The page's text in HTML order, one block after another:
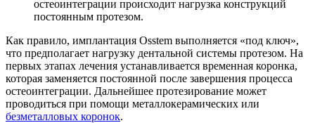
остеоинтеграции происходит нагрузка конструкций
постоянным протезом.
Как правило, имплантация Osstem выполняется «под ключ»,
что предполагает нагрузку дентальной системы протезом. На
первых этапах лечения устанавливается временная коронка,
которая заменяется постоянной после завершения процесса
остеоинтеграции. Дальнейшее протезирование может
проводиться при помощи металлокерамических или
безметалловых коронок.